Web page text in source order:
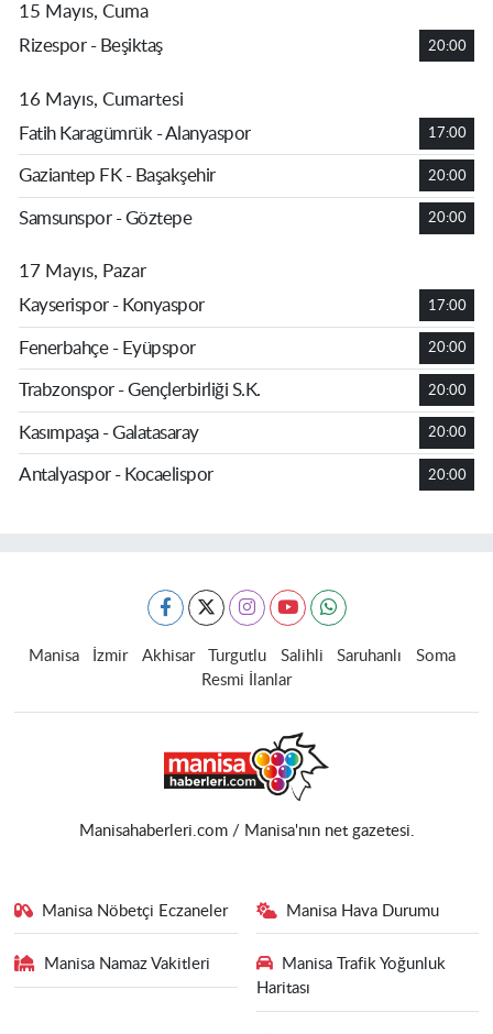
15 Mayıs, Cuma
Rizespor - Beşiktaş
20:00
16 Mayıs, Cumartesi
Fatih Karagümrük - Alanyaspor
17:00
Gaziantep FK - Başakşehir 20:00
Samsunspor - Göztepe 20:00
17 Mayıs, Pazar
Kayserispor - Konyaspor
17:00
Fenerbahçe - Eyüpspor 20:00
Trabzonspor - Gençlerbirliği S.K. 20:00
Kasımpaşa - Galatasaray 20:00
Antalyaspor - Kocaelispor 20:00
Manisa İzmir Akhisar Turgutlu Salihli Saruhanlı
Soma
Resmi İlanlar
Manisahaberleri.com / Manisa'nın net gazetesi.
Manisa Nöbetçi Eczaneler Manisa Hava Durumu
Manisa Namaz Vakitleri
Manisa Trafik Yoğunluk
Haritası